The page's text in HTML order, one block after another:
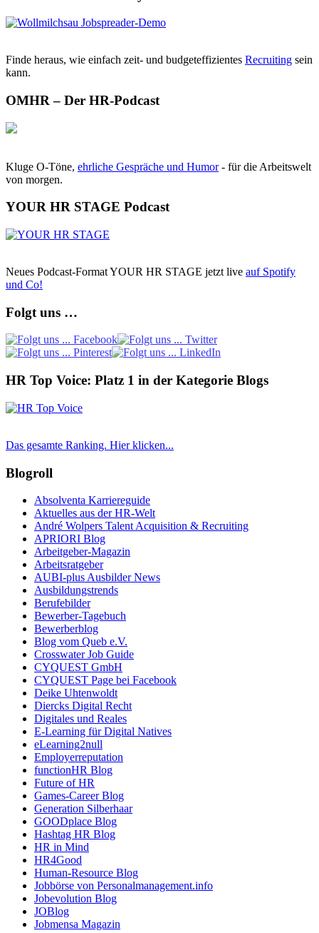
Finde heraus, wie einfach zeit- und budgeteffizientes Recruiting sein
kann.
OMHR – Der HR-Podcast
Kluge O-Töne, ehrliche Gespräche und Humor- für die Arbeitswelt
von morgen.
YOUR HR STAGE Podcast
Neues Podcast-Format YOUR HR STAGE jetzt live auf Spotify
und Co!
Folgt uns …
HR Top Voice: Platz 1 in der Kategorie Blogs
Das gesamte Ranking. Hier klicken...
Blogroll
Absolventa Karriereguide
Aktuelles aus der HR-Welt
André Wolpers Talent Acquisition & Recruiting
APRIORI Blog
Arbeitgeber-Magazin
Arbeitsratgeber
AUBI-plus Ausbilder News
Ausbildungstrends
Berufebilder
Bewerber-Tagebuch
Bewerberblog
Blog vom Queb e.V.
Crosswater Job Guide
CYQUEST GmbH
CYQUEST Page bei Facebook
Deike Uhtenwoldt
Diercks Digital Recht
Digitales und Reales
E-Learning für Digital Natives
eLearning2null
Employerreputation
functionHR Blog
Future of HR
Games-Career Blog
Generation Silberhaar
GOODplace Blog
Hashtag HR Blog
HR in Mind
HR4Good
Human-Resource Blog
Jobbörse von Personalmanagement.info
Jobevolution Blog
JOBlog
Jobmensa Magazin